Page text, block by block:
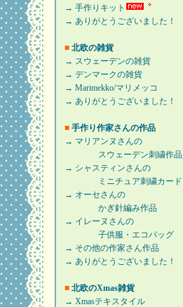
→ 手作りキット
→ ありがとうございました！
■ 北欧の雑貨
→ スウェーデンの雑貨
→ デンマークの雑貨
→ Marimekko/マリメッコ
→ ありがとうございました！
■ 手作り作家さんの作品
→ マリアンヌさんの
スウェーデン刺繍作品
→ シャスティンさんの
ミニチュア刺繍カード
→ オーセさんの
かぎ針編み作品
→ イレーヌさんの
子供服・エコバッグ
→ その他の作家さん作品
→ ありがとうございました！
■ 北欧のXmas雑貨
→ Xmasテキスタイル